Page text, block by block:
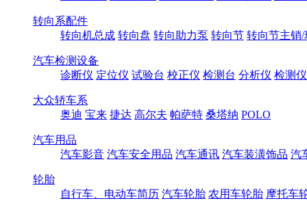
转向系配件
转向机总成 转向盘 转向助力泵 转向节 转向节主销/
汽车检测设备
诊断仪 定位仪 试验台 校正仪 检测台 分析仪 检测仪
大众轿车系
奥迪 宝来 捷达 高尔夫 帕萨特 桑塔纳 POLO
汽车用品
汽车影音 汽车安全用品 汽车通讯 汽车装潢饰品 汽
轮胎
自行车、电动车简历 汽车轮胎 农用车轮胎 摩托车